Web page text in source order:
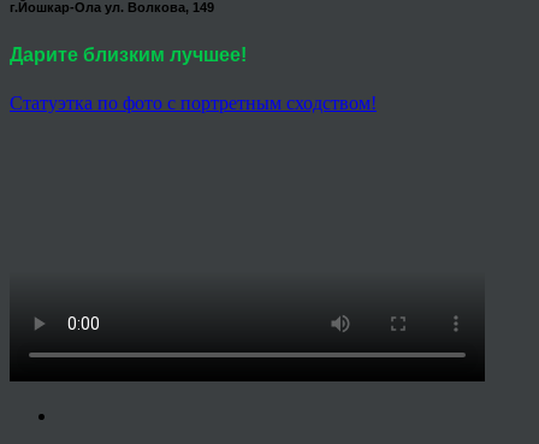
г.Йошкар-Ола ул. Волкова, 149
Дарите близким лучшее!
Статуэтка по фото с портретным сходством!